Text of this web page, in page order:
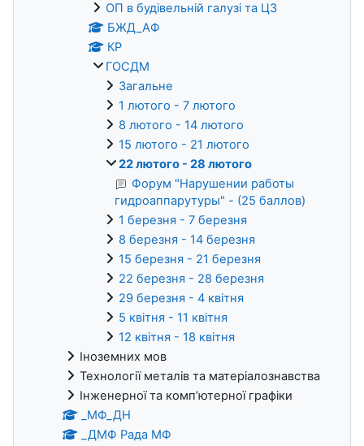
ОП в будівельній галузі та ЦЗ
БЖД_АФ
КР
ГОСДМ
Загальне
1 лютого - 7 лютого
8 лютого - 14 лютого
15 лютого - 21 лютого
22 лютого - 28 лютого
Форум "Нарушении работы
гидроаппарутуры" - (25 баллов)
1 березня - 7 березня
8 березня - 14 березня
15 березня - 21 березня
22 березня - 28 березня
29 березня - 4 квітня
5 квітня - 11 квітня
12 квітня - 18 квітня
Іноземних мов
Технології металів та матеріалознавства
Інженерної та комп’ютерної графіки
_МФ_ДН
_ДМФ Рада МФ